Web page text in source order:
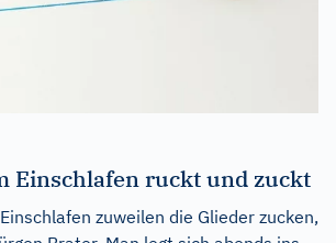
Einschlafen ruckt und zuckt
zuweilen die Glieder zucken,